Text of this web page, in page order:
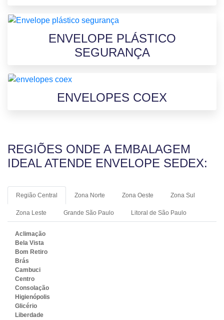
ENVELOPE PLÁSTICO
SEGURANÇA
ENVELOPES COEX
REGIÕES ONDE A EMBALAGEM
IDEAL ATENDE ENVELOPE SEDEX:
Região Central Zona Norte Zona Oeste Zona Sul
Zona Leste Grande São Paulo Litoral de São Paulo
Aclimação
Bela Vista
Bom Retiro
Brás
Cambuci
Centro
Consolação
Higienópolis
Glicério
Liberdade